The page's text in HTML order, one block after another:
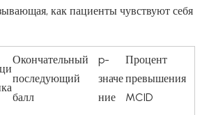
как пациенты чувствуют себя
Окончательный
последующий
балл
p-
значе
ние
Процент
превышения
MCID